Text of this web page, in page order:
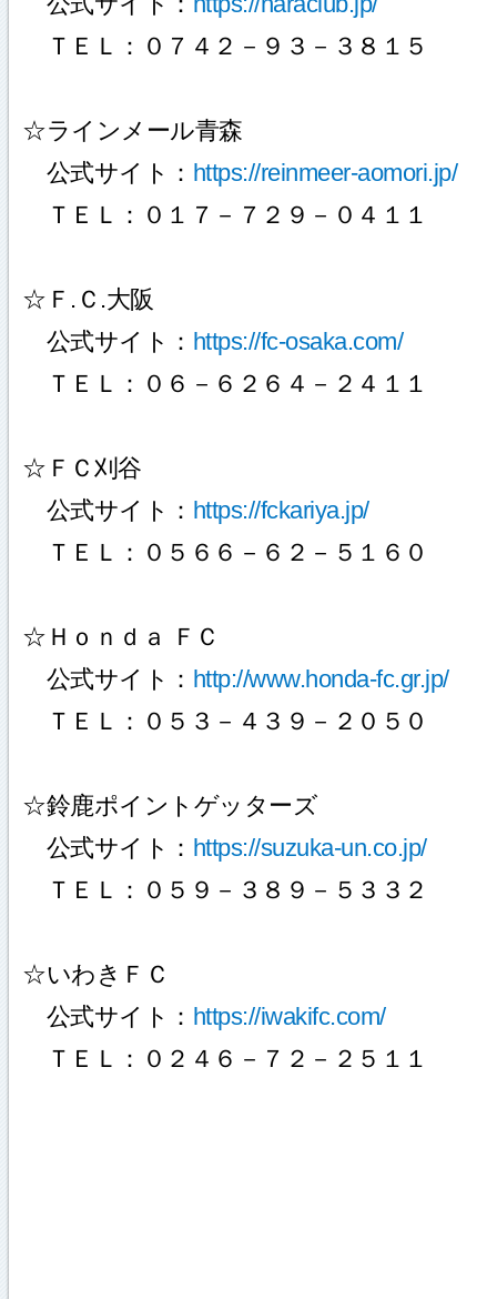
ＴＥＬ：０７４２－９３－３８１５
☆ラインメール青森
公式サイト： https://reinmeer-aomori.jp/
ＴＥＬ：０１７－７２９－０４１１
☆Ｆ.Ｃ.大阪
公式サイト： https://fc-osaka.com/
ＴＥＬ：０６－６２６４－２４１１
☆ＦＣ刈谷
公式サイト： https://fckariya.jp/
ＴＥＬ：０５６６－６２－５１６０
☆Ｈｏｎｄａ ＦＣ
公式サイト： http://www.honda-fc.gr.jp/
ＴＥＬ：０５３－４３９－２０５０
☆鈴鹿ポイントゲッターズ
公式サイト： https://suzuka-un.co.jp/
ＴＥＬ：０５９－３８９－５３３２
☆いわきＦＣ
公式サイト： https://iwakifc.com/
ＴＥＬ：０２４６－７２－２５１１